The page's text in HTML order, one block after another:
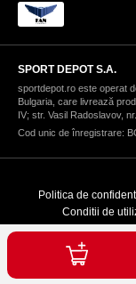
SPORT DEPOT S.A.
sportdepot.ro este operat
Bulgaria, care livrează
IV; str. Vasil Radoslavov,
Cod unic de înregistrare:
Politica de
Conditii de
Web